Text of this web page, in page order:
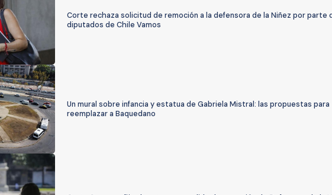
Corte rechaza solicitud de remoción a la defensora de la Niñez por parte
diputados de Chile Vamos
Un mural sobre infancia y estatua de Gabriela Mistral: las propuestas para
reemplazar a Baquedano